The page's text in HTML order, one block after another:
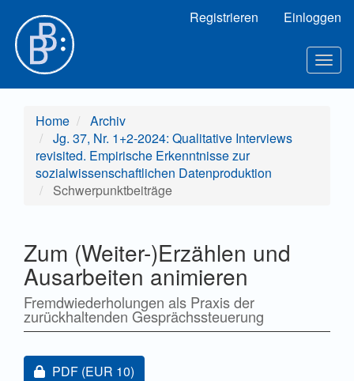
Hauptinhalt
Sidebar
Registrieren Einloggen
Home
Archiv
Jg. 37, Nr. 1+2-2024: Qualitative Interviews
revisited. Empirische Erkenntnisse zur
sozialwissenschaftlichen Datenproduktion
Schwerpunktbeiträge
Zum (Weiter-)Erzählen und
Ausarbeiten animieren
Fremdwiederholungen als Praxis der
zurückhaltenden Gesprächssteuerung
Artikel-Sidebar
Zugang für Abonnent/innen oder durch Zahlung einer
PDF (EUR 10)